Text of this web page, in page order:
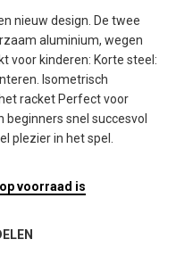
nieuw design. De twee
aluminium, wegen
voor kinderen: Korte steel:
Isometrisch
racket Perfect voor
beginners snel succesvol
plezier in het spel.
voorraad is